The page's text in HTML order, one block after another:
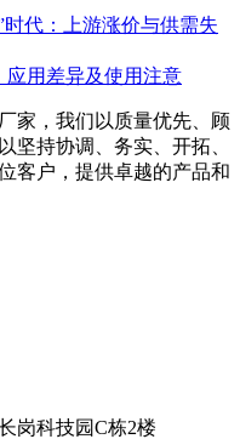
代：上游涨价与供需失
应用差异及使用注意
家，我们以质量优先、顾
坚持协调、务实、开拓、
客户，提供卓越的产品和
岗科技园C栋2楼